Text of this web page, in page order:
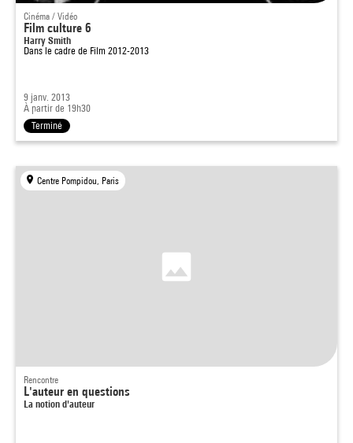
Cinéma / Vidéo
Film culture 6
Harry Smith
Dans le cadre de Film 2012-2013
9 janv. 2013
À partir de 19h30
Terminé
Centre Pompidou, Paris
Rencontre
L'auteur en questions
La notion d'auteur